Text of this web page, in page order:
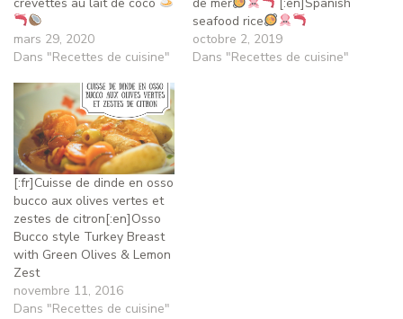
mars 29, 2020
Dans "Recettes de cuisine"
seafood rice
octobre 2, 2019
Dans "Recettes de cuisine"
[:fr]Cuisse de dinde en osso
bucco aux olives vertes et
zestes de citron[:en]Osso
Bucco style Turkey Breast
with Green Olives & Lemon
Zest
novembre 11, 2016
Dans "Recettes de cuisine"